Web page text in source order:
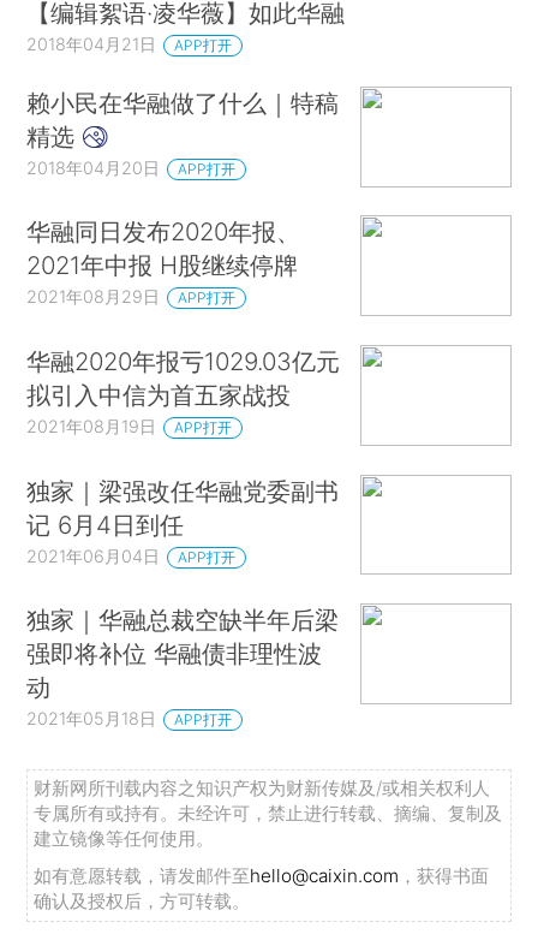
【编辑絮语·凌华薇】如此华融
2018年04月21日 APP打开
赖小民在华融做了什么｜特稿
精选
2018年04月20日 APP打开
华融同日发布2020年报、
2021年中报 H股继续停牌
2021年08月29日 APP打开
华融2020年报亏1029.03亿元
拟引入中信为首五家战投
2021年08月19日 APP打开
独家｜梁强改任华融党委副书
记 6月4日到任
2021年06月04日 APP打开
独家｜华融总裁空缺半年后梁
强即将补位 华融债非理性波
动
2021年05月18日 APP打开
财新网所刊载内容之知识产权为财新传媒及/或相关权利人
专属所有或持有。未经许可，禁止进行转载、摘编、复制及
建立镜像等任何使用。
如有意愿转载，请发邮件至hello@caixin.com ，获得书面
确认及授权后，方可转载。